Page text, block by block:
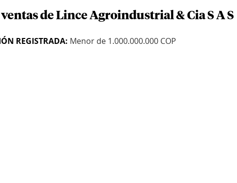
de Lince Agroindustrial & Cia S A S
REGISTRADA: Menor de 1.000.000.000 COP